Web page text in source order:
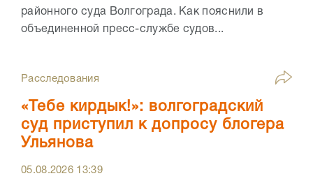
районного суда Волгограда. Как пояснили в
объединенной пресс-службе судов...
Расследования
«Тебе кирдык!»: волгоградский
суд приступил к допросу блогера
Ульянова
05.08.2026 13:39